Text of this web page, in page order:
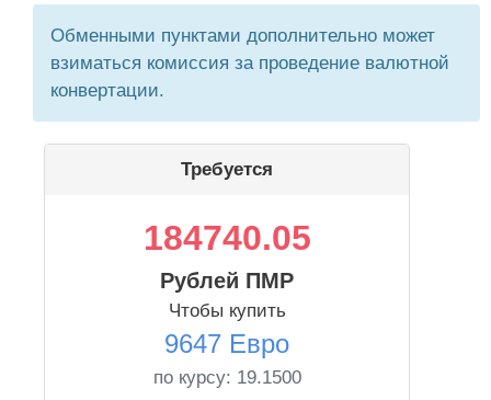
Обменными пунктами дополнительно может
взиматься комиссия за проведение валютной
конвертации.
Требуется
184740.05
Рублей ПМР
Чтобы купить
9647 Евро
по курсу: 19.1500